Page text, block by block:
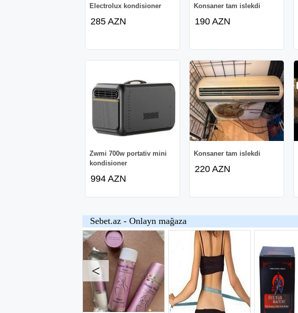
Electrolux kondisioner
285 AZN
Konsaner tam islekdi
190 AZN
Zwmi 700w portativ mini
kondisioner
994 AZN
Konsaner tam islekdi
220 AZN